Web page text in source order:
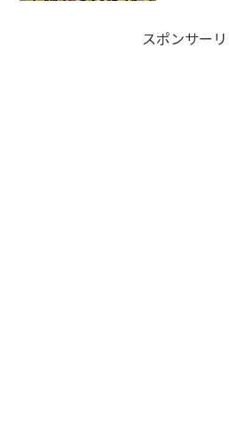
スポンサー